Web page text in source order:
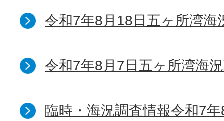
令和7年8月18日五ヶ所湾海
令和7年8月7日五ヶ所湾海
臨時・海況調査情報令和7